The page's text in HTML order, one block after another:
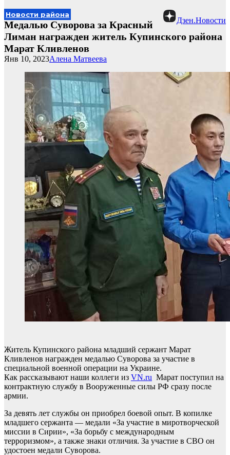
Дзен.Новости
Новости района
Медалью Суворова за Красный
Лиман награжден житель Купинского района
Марат Кливленов
Алена Матвеева
Янв 10, 2023
Житель Купинского района младший сержант Марат
Кливленов награжден медалью Суворова за участие в
специальной военной операции на Украине.
Как рассказывают наши коллеги из VN.ru Марат поступил на
контрактную службу в Вооруженные силы РФ сразу после
армии.
За девять лет службы он приобрел боевой опыт. В копилке
младшего сержанта — медали «За участие в миротворческой
миссии в Сирии», «За борьбу с международным
терроризмом», а также знаки отличия. За участие в СВО он
удостоен медали Суворова.